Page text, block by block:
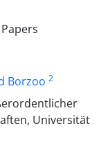
Borzoo 2
Universität